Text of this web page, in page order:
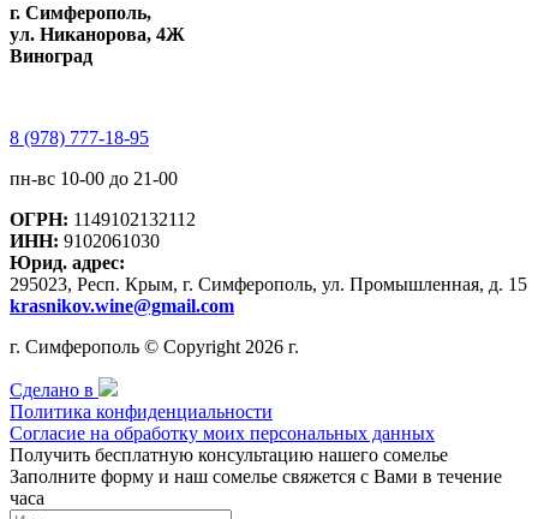
г. Симферополь,
ул. Никанорова, 4Ж
Виноград
8 (978) 777-18-95
пн-вс 10-00 до 21-00
ОГРН: 1149102132112
ИНН: 9102061030
Юрид. адрес:
295023, Респ. Крым, г. Симферополь, ул. Промышленная, д. 15
krasnikov.wine@gmail.com
г. Симферополь © Copyright 2026 г.
Сделано в
Политика конфиденциальности
Согласие на обработку моих персональных данных
Получить бесплатную консультацию нашего сомелье
Заполните форму и наш сомелье свяжется с Вами в течение
часа